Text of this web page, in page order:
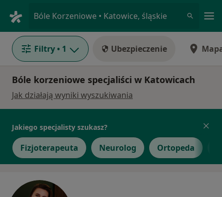
Bóle Korzeniowe • Katowice, śląskie
Filtry • 1 Ubezpieczenie
Bóle korzeniowe specjaliści w Katowicach
Jak działają wyniki wyszukiwania
Jakiego specjalisty szukasz?
Fizjoterapeuta Neurolog Ortopeda